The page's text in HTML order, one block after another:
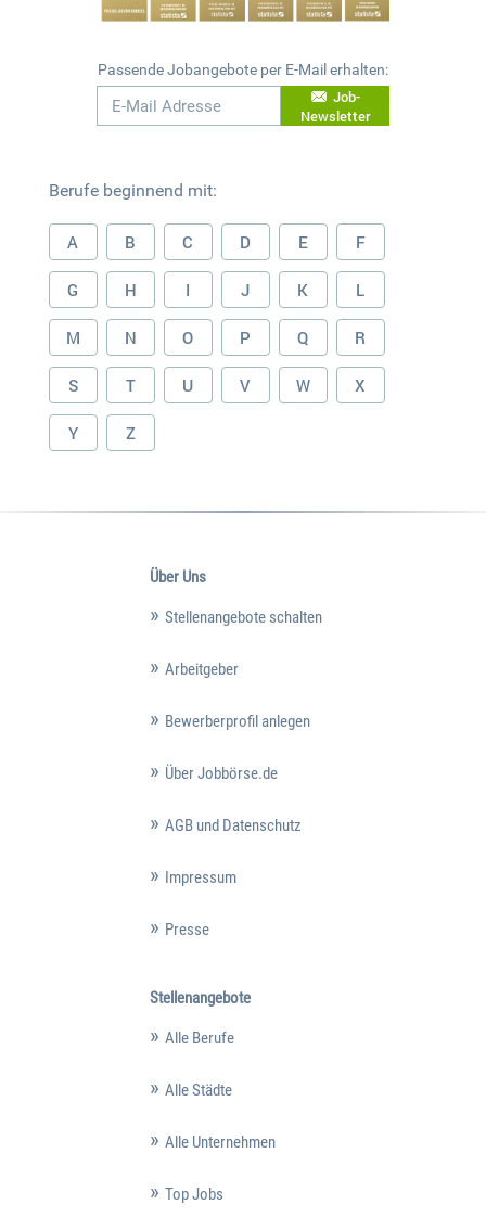
Passende Jobangebote per E-Mail erhalten:
Job-
Newsletter
Berufe beginnend mit:
A B C D E F
G H I J K L
M N O P Q R
S T U V W X
Y Z
Über Uns
Stellenangebote schalten
Arbeitgeber
Bewerberprofil anlegen
Über Jobbörse.de
AGB und Datenschutz
Impressum
Presse
Stellenangebote
Alle Berufe
Alle Städte
Alle Unternehmen
Top Jobs